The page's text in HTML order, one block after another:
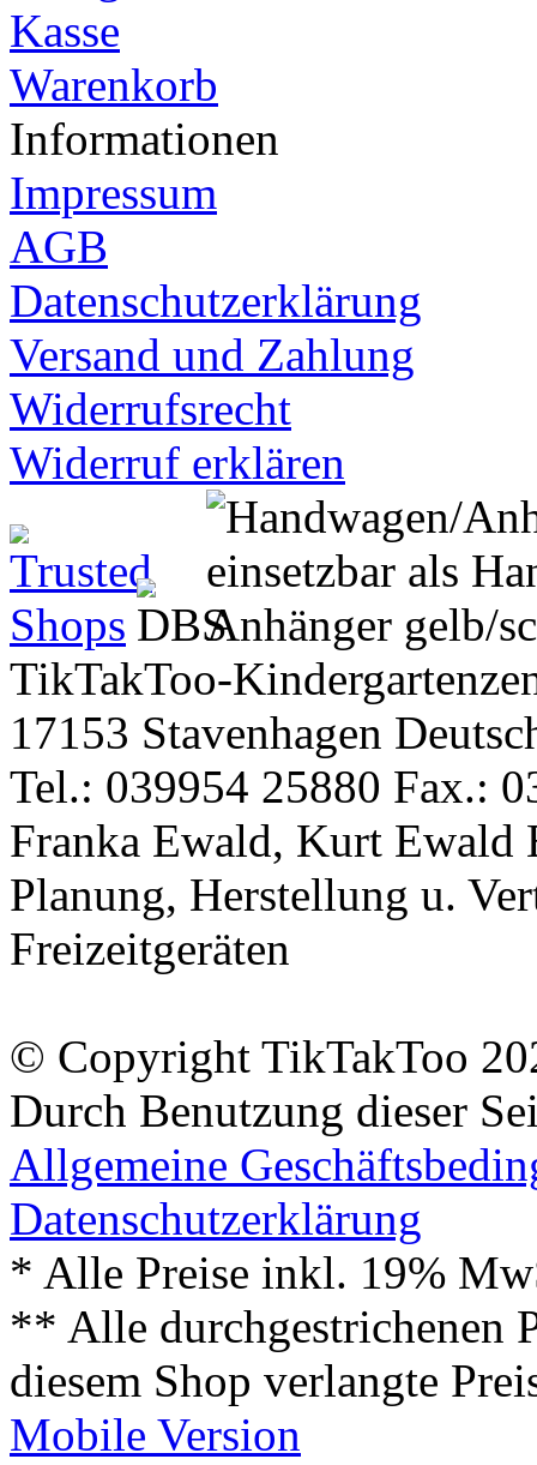
Kasse
Warenkorb
Informationen
Impressum
AGB
Datenschutzerklärung
Versand und Zahlung
Widerrufsrecht
Widerruf erklären
TikTakToo-
17153 Stavenhagen
Tel.: 039954 25880 Fax.:
Franka Ewald, Kurt Ewald
Planung, Herstellung u.
Freizeitgeräten
© Copyright TikTakToo
Durch Benutzung dieser
Allgemeine
Datenschutzerklärung
* Alle Preise inkl. 19%
** Alle durchgestrichenen
diesem Shop verlangte
Mobile Version